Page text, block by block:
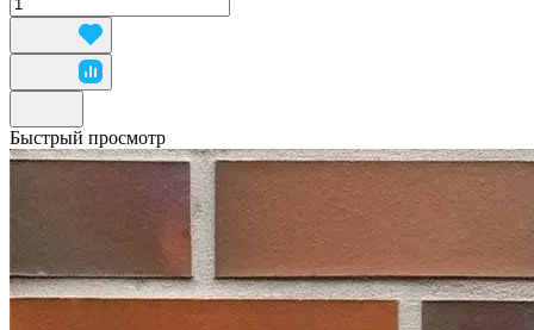
Быстрый просмотр